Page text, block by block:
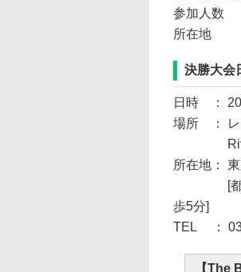
参加人数
所在地 ：
決勝大会
日時 ：
場所 ： レ
所在地：
[都営大
歩5分]
TEL ：
【The